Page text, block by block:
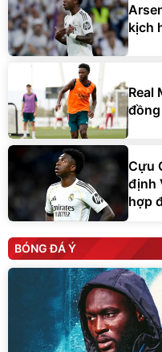
kịch
Real
Cựu
định
hợp
BÓNG ĐÁ Ý